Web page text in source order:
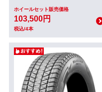
ホイールセット販売価格
103,500円
税込/4本